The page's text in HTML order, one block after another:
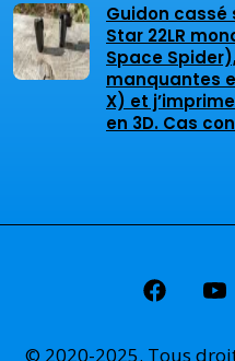
Guidon cassé
Star 22LR
Space
manquantes
X) et
en 3D. Cas
© 2020-2025. Tous